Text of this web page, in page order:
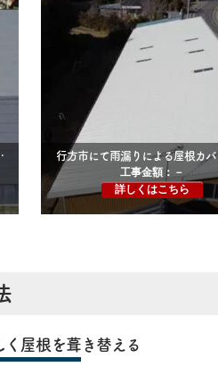
タルルーフ） 行方市にて雨漏りによる屋根カ
工事金額：－
詳しくはこちら
屋根を葺き替える